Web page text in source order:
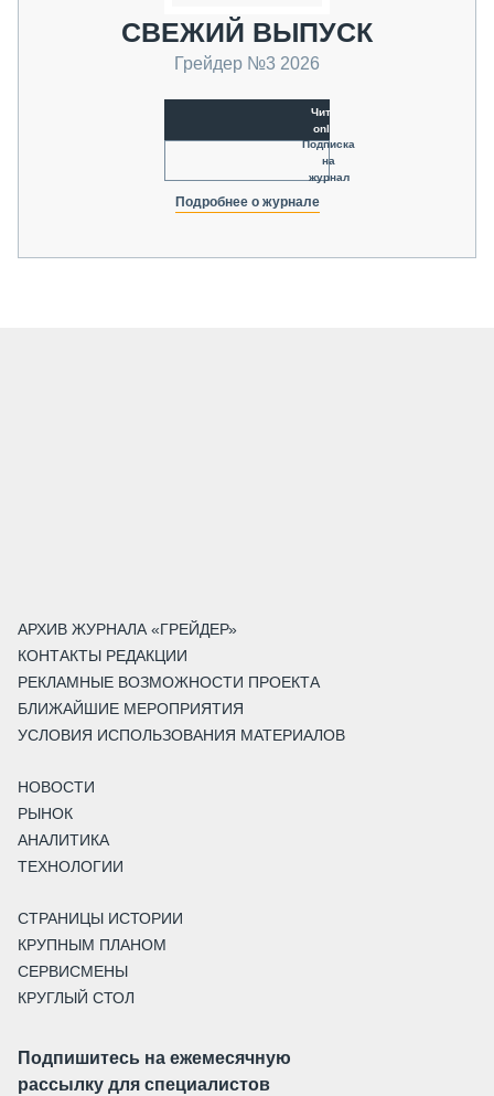
СВЕЖИЙ ВЫПУСК
Грейдер №3 2026
Читать
online
Подписка
на
журнал
Подробнее о журнале
АРХИВ ЖУРНАЛА «ГРЕЙДЕР»
КОНТАКТЫ РЕДАКЦИИ
РЕКЛАМНЫЕ ВОЗМОЖНОСТИ ПРОЕКТА
БЛИЖАЙШИЕ МЕРОПРИЯТИЯ
УСЛОВИЯ ИСПОЛЬЗОВАНИЯ МАТЕРИАЛОВ
НОВОСТИ
РЫНОК
АНАЛИТИКА
ТЕХНОЛОГИИ
СТРАНИЦЫ ИСТОРИИ
КРУПНЫМ ПЛАНОМ
СЕРВИСМЕНЫ
КРУГЛЫЙ СТОЛ
Подпишитесь на ежемесячную
рассылку для специалистов